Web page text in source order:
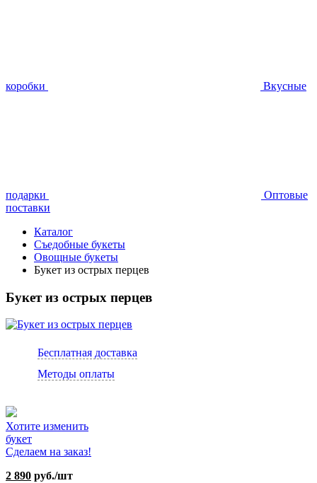
коробки Вкусные
подарки
Оптовые
поставки
Каталог
Съедобные букеты
Овощные букеты
Букет из острых перцев
Букет из острых перцев
Бесплатная доставка
Методы оплаты
Хотите изменить
букет
Сделаем на заказ!
2 890 руб./шт